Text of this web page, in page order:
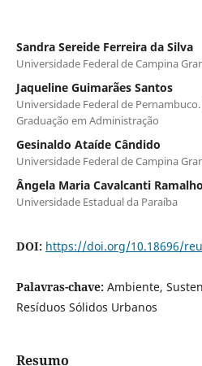
Sandra Sereide Ferreira da Silva
Universidade Federal de Campina
Jaqueline Guimarães Santos
Universidade Federal de
Graduação em Administração
Gesinaldo Ataíde Cândido
Universidade Federal de Campina
Ângela Maria Cavalcanti Ramalho
Universidade Estadual da Paraíba
DOI: https://doi.org/10.18696/
Palavras-chave: Ambiente,
Resíduos Sólidos Urbanos
Resumo